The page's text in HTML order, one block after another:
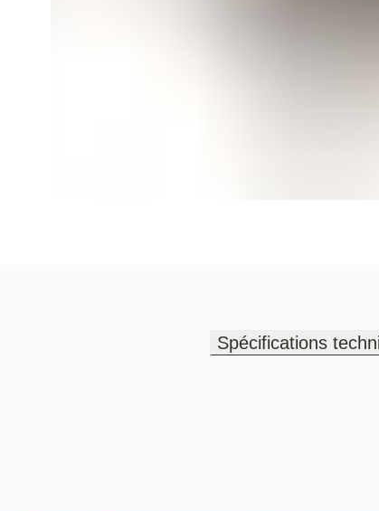
Spécifications